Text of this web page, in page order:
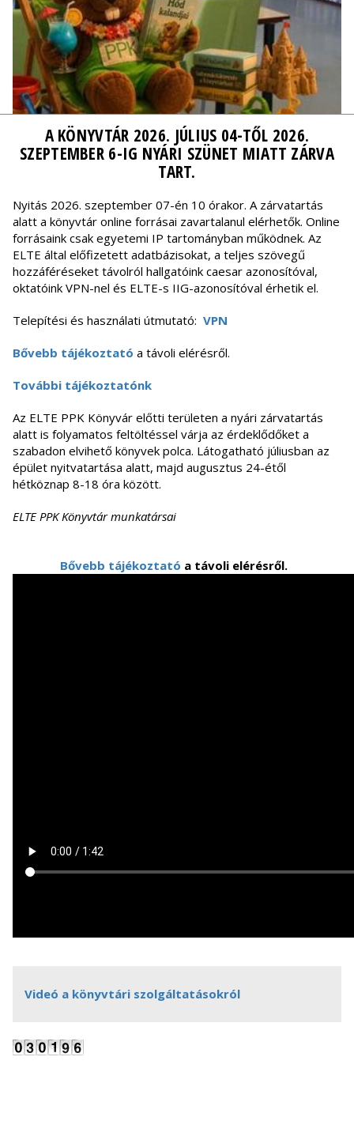
A KÖNYVTÁR 2026. JÚLIUS 04-TŐL 2026.
SZEPTEMBER 6-IG NYÁRI SZÜNET MIATT ZÁRVA
TART.
Nyitás 2026. szeptember 07-én 10 órakor. A zárvatartás
alatt a könyvtár online forrásai zavartalanul elérhetők. Online
forrásaink csak egyetemi IP tartományban működnek. Az
ELTE által előfizetett adatbázisokat, a teljes szövegű
hozzáféréseket távolról hallgatóink caesar azonosítóval,
oktatóink VPN-nel és ELTE-s IIG-azonosítóval érhetik el.
Telepítési és használati útmutató: VPN
Bővebb tájékoztató a távoli elérésről.
További tájékoztatónk
Az ELTE PPK Könyvár előtti területen a nyári zárvatartás
alatt is folyamatos feltöltéssel várja az érdeklődőket a
szabadon elvihető könyvek polca. Látogatható júliusban az
épület nyitvatartása alatt, majd augusztus 24-étől
hétköznap 8-18 óra között.
ELTE PPK Könyvtár munkatársai
Bővebb tájékoztató a távoli elérésről.
Videó a könyvtári szolgáltatásokról